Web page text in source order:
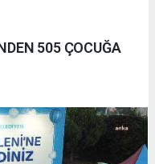
505 ÇOCUĞA